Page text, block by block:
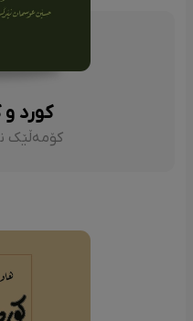
کورد
کۆمەڵێک